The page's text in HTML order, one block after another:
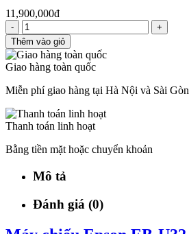
11,900,000đ
-
+
Thêm vào giỏ
Giao hàng toàn quốc
Miễn phí giao hàng tại Hà Nội và Sài Gòn
Thanh toán linh hoạt
Bằng tiền mặt hoặc chuyển khoản
Mô tả
Đánh giá (0)